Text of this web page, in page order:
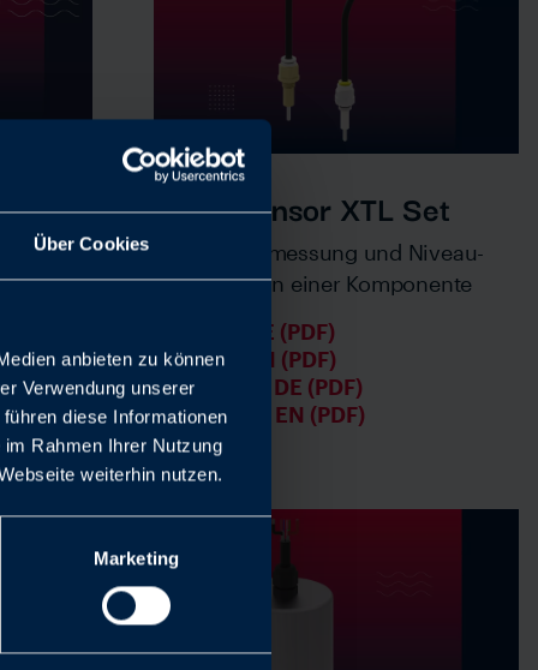
Über Cookies
anbieten zu können
Verwendung unserer
diese Informationen
Rahmen Ihrer Nutzung
weiterhin nutzen.
Marketing
Kombisensor XTL Set
Temperatur­messung und Niveau­
erkennung in einer Komponente
Flyer DE (PDF)
Flyer EN (PDF)
Katalog DE (PDF)
Catalog EN (PDF)